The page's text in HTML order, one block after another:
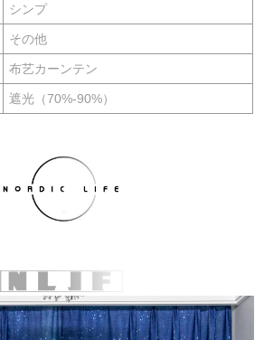
シンプ
その他
布艺カーンテン
遮光（70%-90%）